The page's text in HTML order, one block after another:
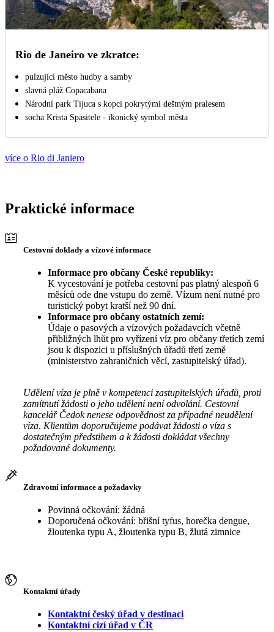
Rio de Janeiro ve zkratce:
pulzující město hudby a samby
slavná pláž Copacabana
Národní park Tijuca s kopci pokrytými deštným pralesem
socha Krista Spasitele - ikonický symbol města
více o Rio di Janiero
Praktické informace
Cestovní doklady a vízové informace
Informace pro občany České republiky:
K vycestování je potřeba cestovní pas platný alespoň 6
měsíců ode dne vstupu do země. Vízum není nutné pro
turistický pobyt kratší než 90 dní.
Informace pro občany ostatních zemí:
Údaje o pasových a vízových požadavcích včetně
přibližných lhůt pro vyřízení víz pro občany třetích zemí
jsou k dispozici u příslušných úřadů třetí země
(ministerstvo zahraničních věcí, zastupitelský úřad).
Udělení víza je plně v kompetenci zastupitelských úřadů, proti
zamítnutí žádosti o jeho udělení není odvolání. Cestovní
kancelář Čedok nenese odpovědnost za případné neudělení
víza. Klientům doporučujeme podávat žádosti o víza s
dostatečným předstihem a k žádosti dokládat všechny
požadované dokumenty.
Zdravotní informace a požadavky
Povinná očkování: žádná
Doporučená očkování: břišní tyfus, horečka dengue,
žloutenka typu A, žloutenka typu B, žlutá zimnice
Kontaktní úřady
Kontaktní český úřad v destinaci
Kontaktní cizí úřad v ČR